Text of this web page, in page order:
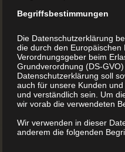
Eigenverlag Buch –
Vorteile & Nachteile Der
Selbstverlag, bietet
eigenständig zu
Begriffsbestimmungen
Die Datenschutzerklärung
die durch den Europäischen
Verordnungsgeber beim
Grundverordnung (DS-
Datenschutzerklärung soll
auch für unsere Kunden
und verständlich sein. Um
wir vorab die verwendeten
Wir verwenden in dieser
anderem die folgenden